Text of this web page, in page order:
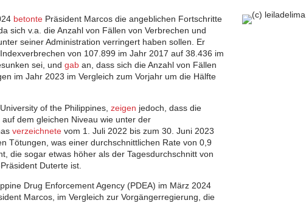
betonte Präsident Marcos die angeblichen Fortschritte
sich v.a. die Anzahl von Fällen von Verbrechen und
seiner Administration verringert haben sollen. Er
von 107.899 im Jahr 2017 auf 38.436 im
sei, und gab an, dass sich die Anzahl von Fällen
im Jahr 2023 im Vergleich zum Vorjahr um die Hälfte
of the Philippines, zeigen jedoch, dass die
dem gleichen Niveau wie unter der
verzeichnete vom 1. Juli 2022 bis zum 30. Juni 2023
Tötungen, was einer durchschnittlichen Rate von 0,9
die sogar etwas höher als der Tagesdurchschnitt von
Duterte ist.
Drug Enforcement Agency (PDEA) im März 2024
Marcos, im Vergleich zur Vorgängerregierung, die